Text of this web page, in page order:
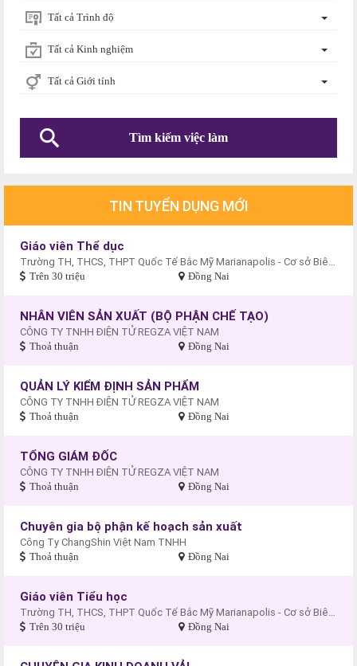
Tất cả Trình độ
Tất cả Kinh nghiệm
Tất cả Giới tính
TIN TUYỂN DỤNG MỚI
Giáo viên Thể dục
Trường TH, THCS, THPT Quốc Tế Bắc Mỹ Marianapolis - Cơ sở Biên Hòa
Trên 30 triệu Đồng Nai
NHÂN VIÊN SẢN XUẤT (BỘ PHẬN CHẾ TẠO)
CÔNG TY TNHH ĐIỆN TỬ REGZA VIỆT NAM
Thoả thuận Đồng Nai
QUẢN LÝ KIỂM ĐỊNH SẢN PHẨM
CÔNG TY TNHH ĐIỆN TỬ REGZA VIỆT NAM
Thoả thuận Đồng Nai
TỔNG GIÁM ĐỐC
CÔNG TY TNHH ĐIỆN TỬ REGZA VIỆT NAM
Thoả thuận Đồng Nai
Chuyên gia bộ phận kế hoạch sản xuất
Công Ty ChangShin Việt Nam TNHH
Thoả thuận Đồng Nai
Giáo viên Tiểu học
Trường TH, THCS, THPT Quốc Tế Bắc Mỹ Marianapolis - Cơ sở Biên Hòa
Trên 30 triệu Đồng Nai